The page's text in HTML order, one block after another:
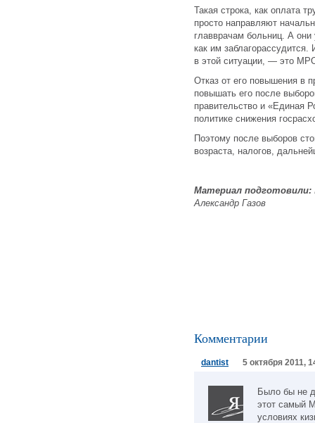
Такая строка, как оплата
просто направляют
главврачам больниц. А они
как им заблагорассудится.
в этой ситуации, — это
Отказ от его повышения в
повышать его после
правительство и «Единая
политике снижения
Поэтому после выборов
возраста, налогов,
Материал подготовили:
Александр Газов
Комментарии
dantist 5 октября 2011,
Было бы не
этот самый
условиях